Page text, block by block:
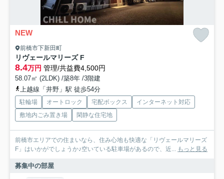
NEW
前橋市下新田町
リヴェールマリーズ F
8.4万円 管理/共益費4,500円
58.07㎡ (2LDK) /築8年 /3階建
上越線「井野」駅 徒歩54分
駐輪場 オートロック 宅配ボックス
インターネット対応
敷地内ごみ置き場
閑静な住宅地
前橋市エリアでの住まいなら、住み心地も快適な「リヴェールマリーズ
F」はいかがでしょうか♪空いている駐車場があるので、近... もっと見る
募集中の部屋